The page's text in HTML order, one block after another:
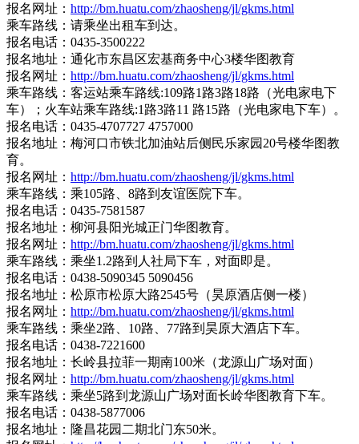
报名网址： http://bm.huatu.com/zhaosheng/jl/gkms.html
乘车路线：请乘坐出租车到达。
报名电话：0435-3500222
报名地址：通化市东昌区宏基商务中心3楼华图教育
报名网址： http://bm.huatu.com/zhaosheng/jl/gkms.html
乘车路线：客运站乘车路线:109路1路3路18路（光电家电下
车）；火车站乘车路线:1路3路11 路15路（光电家电下车）。
报名电话：0435-4707727 4757000
报名地址：梅河口市铁北加油站后侧民乐家园20号楼华图教
育。
报名网址： http://bm.huatu.com/zhaosheng/jl/gkms.html
乘车路线：乘105路、8路到友谊医院下车。
报名电话：0435-7581587
报名地址：柳河县阳光城正门华图教育。
报名网址： http://bm.huatu.com/zhaosheng/jl/gkms.html
乘车路线：乘坐1.2路到人社局下车，对面即是。
报名电话：0438-5090345 5090456
报名地址：松原市松原大路2545号（昊原酒店侧一楼）
报名网址： http://bm.huatu.com/zhaosheng/jl/gkms.html
乘车路线：乘坐2路、10路、77路到昊原大酒店下车。
报名电话：0438-7221600
报名地址：长岭县拉菲一期南100米（龙源山广场对面）
报名网址： http://bm.huatu.com/zhaosheng/jl/gkms.html
乘车路线：乘坐5路到龙源山广场对面长岭华图教育下车。
报名电话：0438-5877006
报名地址：隆昌花园二期北门东50米。